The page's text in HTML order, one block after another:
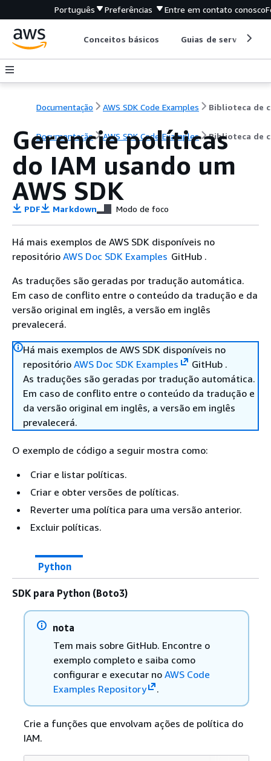
Português Preferências Entre em contato conosco
Conceitos básicos Guias de serviço
Documentação AWS SDK Code Examples
Documentação AWS SDK Code Examples Biblioteca de
Gerencie políticas
do IAM usando um
AWS SDK
PDF Markdown Modo de foco
Há mais exemplos de AWS SDK disponíveis no
repositório AWS Doc SDK Examples GitHub .
As traduções são geradas por tradução automática.
Em caso de conflito entre o conteúdo da tradução e da
versão original em inglês, a versão em inglês
prevalecerá.
Há mais exemplos de AWS SDK disponíveis no
repositório AWS Doc SDK Examples
GitHub .
As traduções são geradas por tradução automática.
Em caso de conflito entre o conteúdo da tradução e
da versão original em inglês, a versão em inglês
prevalecerá.
O exemplo de código a seguir mostra como:
Criar e listar políticas.
Criar e obter versões de políticas.
Reverter uma política para uma versão anterior.
Excluir políticas.
Python
SDK para Python (Boto3)
nota
Tem mais sobre GitHub. Encontre o
exemplo completo e saiba como
configurar e executar no AWS Code
Examples Repository
.
Crie a funções que envolvam ações de política do
IAM.